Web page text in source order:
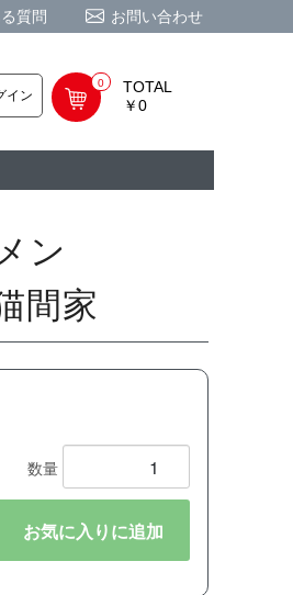
質問 お問い合わせ
イン
0
TOTAL
￥0
ン
間家
数量
お気に入りに追加